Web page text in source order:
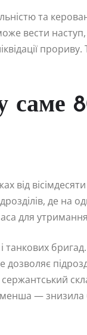
та
вести
прориву.
саме
від
де на
для
сержантський
менша —